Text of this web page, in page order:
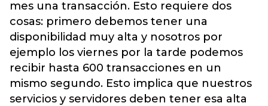
mes una transacción. Esto requiere dos
cosas: primero debemos tener una
disponibilidad muy alta y nosotros por
ejemplo los viernes por la tarde podemos
recibir hasta 600 transacciones en un
mismo segundo. Esto implica que nuestros
servicios y servidores deben tener esa alta